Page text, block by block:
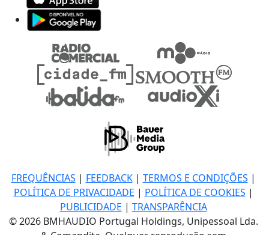
FREQUÊNCIAS | FEEDBACK| TERMOS E CONDIÇÕES |
POLÍTICA DE PRIVACIDADE | POLÍTICA DE COOKIES |
PUBLICIDADE | TRANSPARÊNCIA
© 2026 BMHAUDIO Portugal Holdings, Unipessoal Lda.